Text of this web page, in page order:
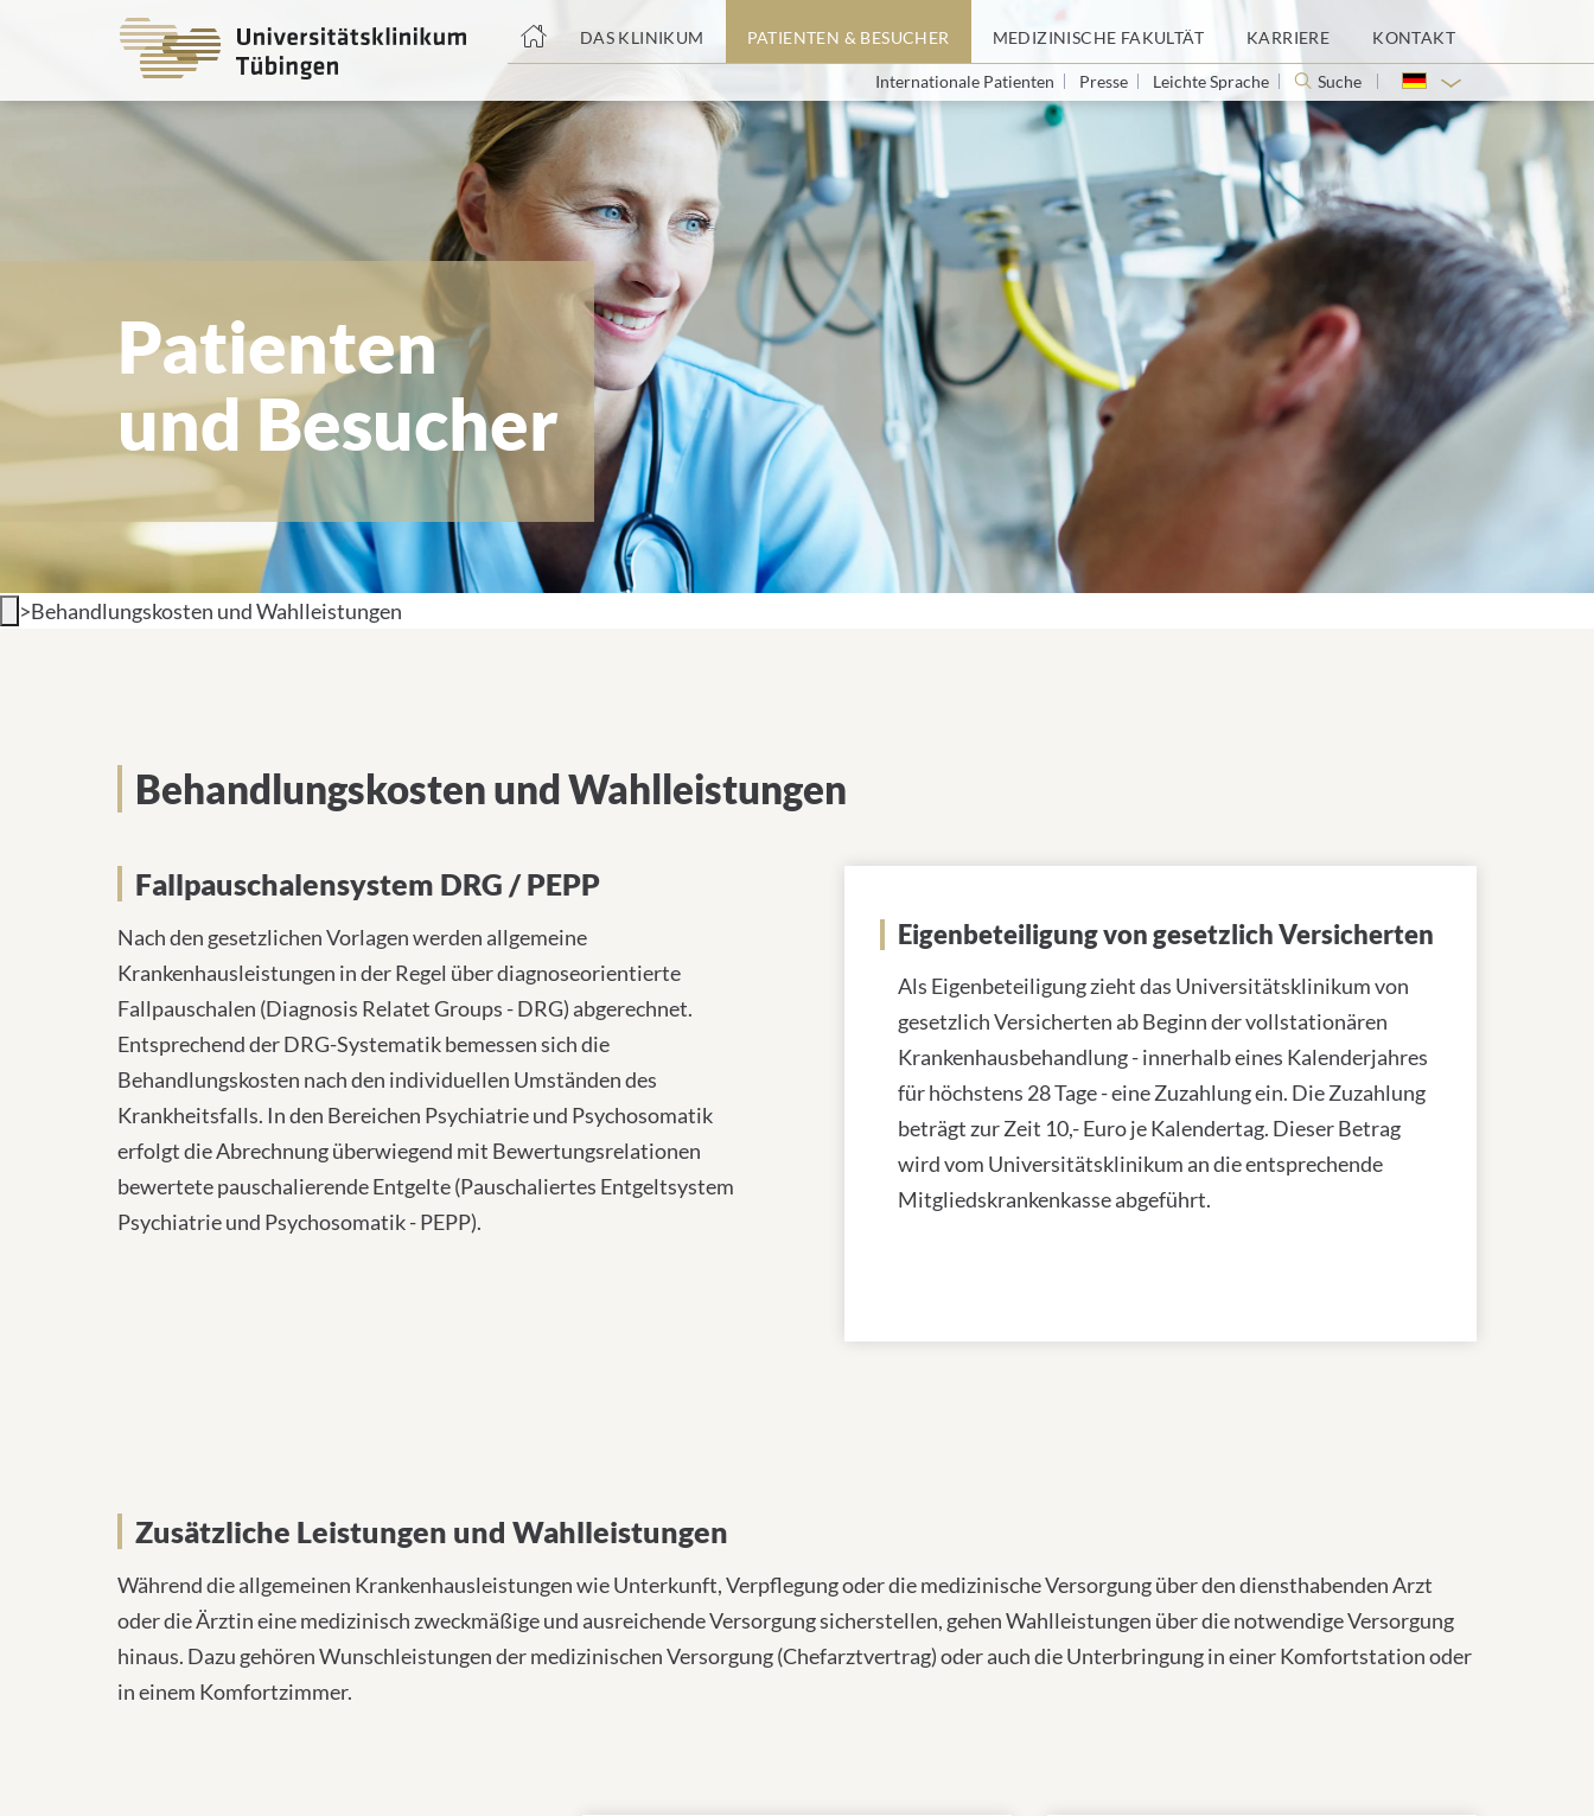
DAS KLINIKUM PATIENTEN & BESUCHER MEDIZINISCHE FAKULTÄT KARRIERE KONTAKT
Internationale Patienten Presse Leichte Sprache Suche
Patienten
und Besucher
>Behandlungskosten und Wahlleistungen
Behandlungskosten und Wahlleistungen
Fallpauschalensystem DRG / PEPP
Nach den gesetzlichen Vorlagen werden allgemeine
Krankenhausleistungen in der Regel über diagnoseorientierte
Fallpauschalen (Diagnosis Relatet Groups - DRG) abgerechnet.
Entsprechend der DRG-Systematik bemessen sich die
Behandlungskosten nach den individuellen Umständen des
Krankheitsfalls. In den Bereichen Psychiatrie und Psychosomatik
erfolgt die Abrechnung überwiegend mit Bewertungsrelationen
bewertete pauschalierende Entgelte (Pauschaliertes Entgeltsystem
Psychiatrie und Psychosomatik - PEPP).
Eigenbeteiligung von gesetzlich Versicherten
Als Eigenbeteiligung zieht das Universitätsklinikum von
gesetzlich Versicherten ab Beginn der vollstationären
Krankenhausbehandlung - innerhalb eines Kalenderjahres
für höchstens 28 Tage - eine Zuzahlung ein. Die Zuzahlung
beträgt zur Zeit 10,- Euro je Kalendertag. Dieser Betrag
wird vom Universitätsklinikum an die entsprechende
Mitgliedskrankenkasse abgeführt.
Wahlleistungen Chefarztvertrag und Komfortzimmer
Zusätzliche Leistungen und Wahlleistungen
Während die allgemeinen Krankenhausleistungen wie Unterkunft, Verpflegung oder die medizinische Versorgung über den diensthabenden Arzt
oder die Ärztin eine medizinisch zweckmäßige und ausreichende Versorgung sicherstellen, gehen Wahlleistungen über die notwendige Versorgung
hinaus. Dazu gehören Wunschleistungen der medizinischen Versorgung (Chefarztvertrag) oder auch die Unterbringung in einer Komfortstation oder
in einem Komfortzimmer.